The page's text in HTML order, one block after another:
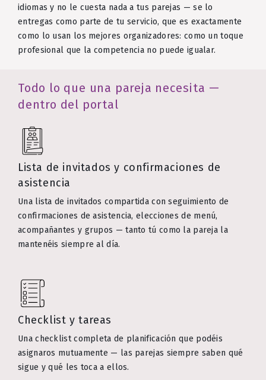
idiomas y no le cuesta nada a tus parejas — se lo
entregas como parte de tu servicio, que es exactamente
como lo usan los mejores organizadores: como un toque
profesional que la competencia no puede igualar.
Todo lo que una pareja necesita —
dentro del portal
Lista de invitados y confirmaciones de
asistencia
Una lista de invitados compartida con seguimiento de
confirmaciones de asistencia, elecciones de menú,
acompañantes y grupos — tanto tú como la pareja la
mantenéis siempre al día.
Checklist y tareas
Una checklist completa de planificación que podéis
asignaros mutuamente — las parejas siempre saben qué
sigue y qué les toca a ellos.